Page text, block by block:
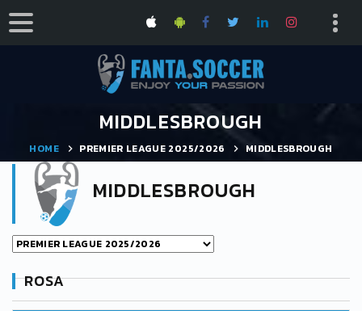
MIDDLESBROUGH
HOME PREMIER LEAGUE 2025/2026 MIDDLESBROUGH
MIDDLESBROUGH
ROSA